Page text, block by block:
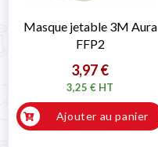
Masque jetable 3M Aura
FFP2
3,97 €
3,25 € HT
Ajouter au panier